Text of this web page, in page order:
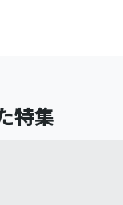
特集